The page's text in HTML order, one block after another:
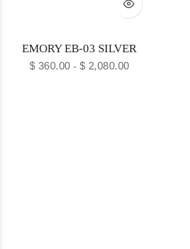
EMORY EB-03 SILVER
$ 360.00 - $ 2,080.00